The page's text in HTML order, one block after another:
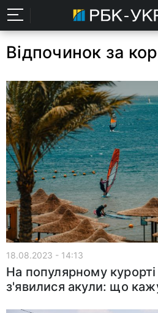
Відпочинок за
18.08.2023 - 14:13
На популярному
з'явилися акули: що